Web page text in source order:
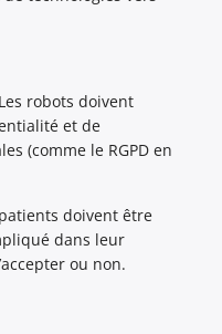
robots doivent
et de
(comme le RGPD en
doivent être
dans leur
ou non.